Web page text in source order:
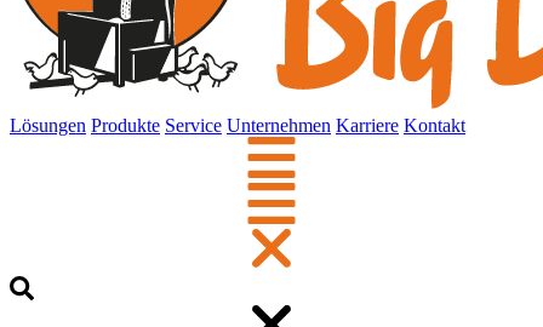
Lösungen Produkte Service Unternehmen Karriere Kontakt